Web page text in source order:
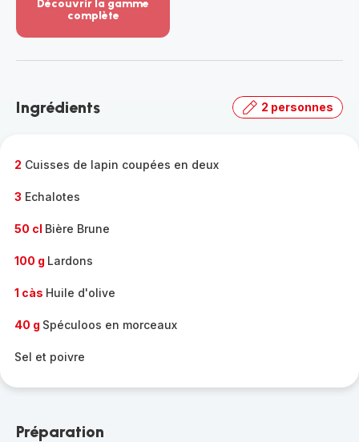
Découvrir la gamme
complète
-
gamme
Ingrédients 2 personnes
2 Cuisses de lapin coupées en deux
3 Echalotes
50 cl Bière Brune
100 g Lardons
1 càs Huile d'olive
40 g Spéculoos en morceaux
Sel et poivre
Préparation